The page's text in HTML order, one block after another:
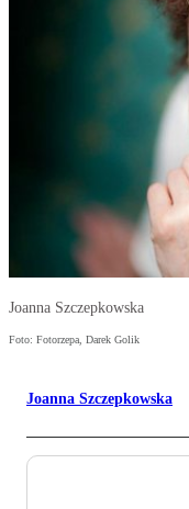
Joanna Szczepkowska
Foto: Fotorzepa, Darek Golik
Joanna Szczepkowska